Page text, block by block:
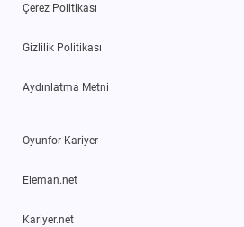
Çerez Politikası
Gizlilik Politikası
Aydınlatma Metni
Oyunfor Kariyer
Eleman.net
Kariyer.net